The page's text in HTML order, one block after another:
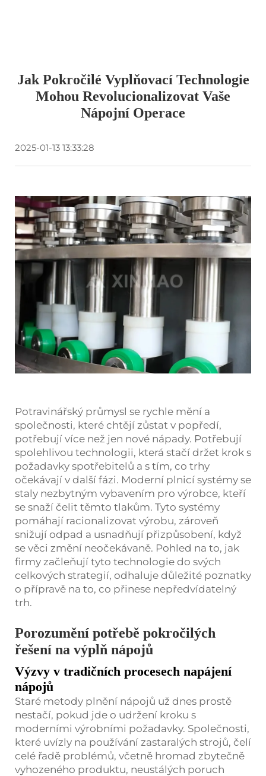
Jak Pokročilé Vyplňovací Technologie
Mohou Revolucionalizovat Vaše
Nápojní Operace
2025-01-13 13:33:28
Potravinářský průmysl se rychle mění a
společnosti, které chtějí zůstat v popředí,
potřebují více než jen nové nápady. Potřebují
spolehlivou technologii, která stačí držet krok s
požadavky spotřebitelů a s tím, co trhy
očekávají v další fázi. Moderní plnicí systémy se
staly nezbytným vybavením pro výrobce, kteří
se snaží čelit těmto tlakům. Tyto systémy
pomáhají racionalizovat výrobu, zároveň
snižují odpad a usnadňují přizpůsobení, když
se věci změní neočekávaně. Pohled na to, jak
firmy začleňují tyto technologie do svých
celkových strategií, odhaluje důležité poznatky
o přípravě na to, co přinese nepředvídatelný
trh.
Porozumění potřebě pokročilých
řešení na výplň nápojů
Výzvy v tradičních procesech napájení
nápojů
Staré metody plnění nápojů už dnes prostě
nestačí, pokud jde o udržení kroku s
moderními výrobními požadavky. Společnosti,
které uvízly na používání zastaralých strojů, čelí
celé řadě problémů, včetně hromad zbytečně
vyhozeného produktu, neustálých poruch